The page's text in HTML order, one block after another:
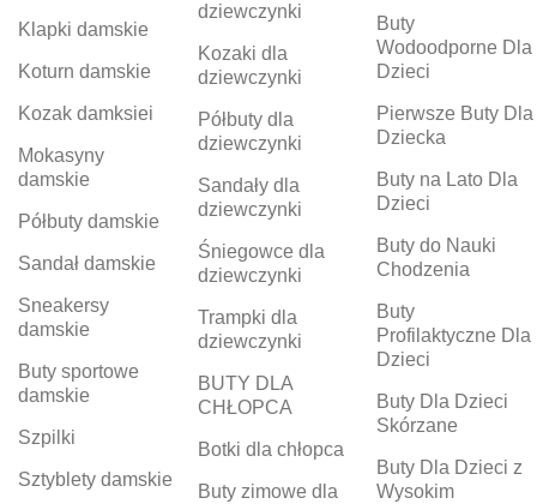
Klapki damskie
Koturn damskie
Kozak damksiei
Mokasyny
damskie
Półbuty damskie
Sandał damskie
Sneakersy
damskie
Buty sportowe
damskie
Szpilki
Sztyblety damskie
dziewczynki
Kozaki dla
dziewczynki
Półbuty dla
dziewczynki
Sandały dla
dziewczynki
Śniegowce dla
dziewczynki
Trampki dla
dziewczynki
BUTY DLA
CHŁOPCA
Botki dla chłopca
Buty zimowe dla
Buty
Wodoodporne Dla
Dzieci
Pierwsze Buty Dla
Dziecka
Buty na Lato Dla
Dzieci
Buty do Nauki
Chodzenia
Buty
Profilaktyczne Dla
Dzieci
Buty Dla Dzieci
Skórzane
Buty Dla Dzieci z
Wysokim